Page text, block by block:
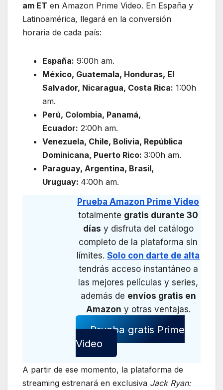
am ET en Amazon Prime Video. En España y
Latinoamérica, llegará en la conversión
horaria de cada país:
España: 9:00h am.
México, Guatemala, Honduras, El
Salvador, Nicaragua, Costa Rica: 1:00h
am.
Perú, Colombia, Panamá,
Ecuador: 2:00h am.
Venezuela, Chile, Bolivia, República
Dominicana, Puerto Rico: 3:00h am.
Paraguay, Argentina, Brasil,
Uruguay: 4:00h am.
Prueba Amazon Prime Video
totalmente gratis durante 30
días y disfruta del catálogo
completo de la plataforma sin
límites.Solo con darte de alta
tendrás acceso instantáneo a
las mejores películas y series,
además de envíos gratis en
Amazon y otras ventajas.
Prueba gratis Prime
Video
A partir de ese momento, la plataforma de
streaming estrenará en exclusiva Jack Ryan: